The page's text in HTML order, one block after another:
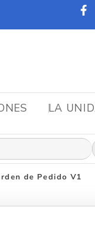
LA
de Pedido V1